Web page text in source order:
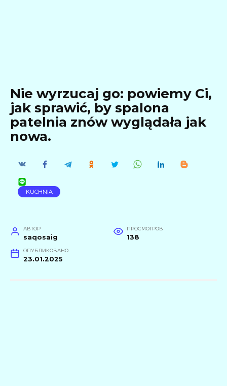
Nie wyrzucaj go: powiemy Ci,
jak sprawić, by spalona
patelnia znów wyglądała jak
nowa.
KUCHNIA
АВТОР
saqosaig
ПРОСМОТРОВ
138
ОПУБЛИКОВАНО
23.01.2025